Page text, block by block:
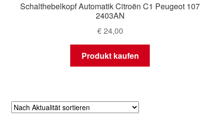
Schalthebelkopf Automatik Citroën C1 Peugeot 107
2403AN
€24,00
Produkt kaufen